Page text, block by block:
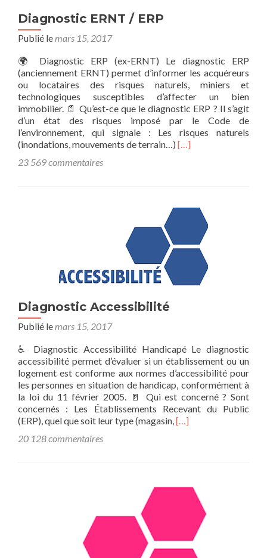
Diagnostic ERNT / ERP
Publié le mars 15, 2017
🌍 Diagnostic ERP (ex-ERNT) Le diagnostic ERP
(anciennement ERNT) permet d’informer les acquéreurs
ou locataires des risques naturels, miniers et
technologiques susceptibles d’affecter un bien
immobilier. 📄 Qu’est-ce que le diagnostic ERP ? Il s’agit
d’un état des risques imposé par le Code de
l’environnement, qui signale : Les risques naturels
(inondations, mouvements de terrain…) En
[…]
23 569 commentaires
Diagnostic Accessibilité
Publié le mars 15, 2017
♿ Diagnostic Accessibilité Handicapé Le diagnostic
accessibilité permet d’évaluer si un établissement ou un
logement est conforme aux normes d’accessibilité pour
les personnes en situation de handicap, conformément à
la loi du 11 février 2005. 🚪 Qui est concerné ? Sont
concernés : Les Établissements Recevant du Public
(ERP), quel que soit leur type (magasin, En
[…]
20 128 commentaires